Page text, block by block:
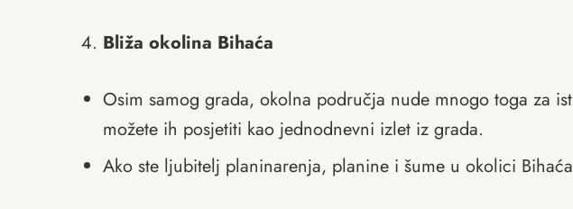
Bliža okolina Bihaća
Osim samog grada, okolna područja nude mnogo toga za
možete ih posjetiti kao jednodnevni izlet iz grada.
Ako ste ljubitelj planinarenja, planine i šume u okolici